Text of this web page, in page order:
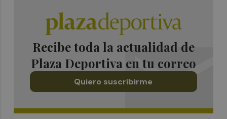
Recibe toda la actualidad de
Plaza Deportiva en tu correo
Quiero suscribirme